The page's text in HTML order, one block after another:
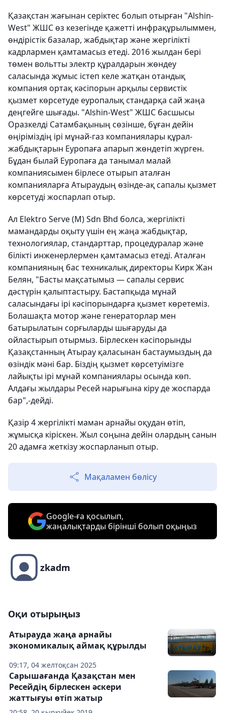
Қазақстан жағынан серіктес болып отырған "Alshin-
West" ЖШС өз кезегінде қажетті инфрақұрылыммен,
өндірістік базалар, жабдықтар және жергілікті
кадрлармен қамтамасыз етеді. 2016 жылдан бері
төмен вольтты электр құралдарын жөндеу
саласында жұмыс істеп келе жатқан отандық
компания ортақ кәсіпорын арқылы сервистік
қызмет көрсетуде еуропалық стандарқа сай жаңа
деңгейге шығады. "Alshin-West" ЖШС басшысы
Оразкелді Сатамбақының сөзінше, бұған дейін
өңіріміздің ірі мұнай-газ компаниялары құрал-
жабдықтарын Еуропаға апарып жөндетіп жүрген.
Бұдан былай Еуропаға да танымал малай
компаниясымен бірлесе отырып аталған
компанияларға Атыраудың өзінде-ақ сапалы қызмет
көрсетуді жоспарлап отыр.
Ал Elektro Serve (M) Sdn Bhd болса, жергілікті
мамандарды оқыту үшін ең жаңа жабдықтар,
технологиялар, стандарттар, процедуралар және
білікті инженерлермен қамтамасыз етеді. Аталған
компанияның бас техникалық директоры Кирк Жан
Белян, "Басты мақсатымыз — сапалы сервис
дәстүрін қалыптастыру. Бастапқыда мұнай
саласындағы ірі кәсіпорындарға қызмет көретеміз.
Болашақта мотор және генераторлар мен
батырылатын сорғыларды шығаруды да
ойластырып отырмыз. Бірлескен кәсіпорынды
Қазақстанның Атырау қаласынан бастаумыздың да
өзіндік мәні бар. Біздің қызмет көрсетуімізге
лайықты ірі мұнай компаниялары осында көп.
Алдағы жылдары Ресей нарығына кіру де жоспарда
бар",-дейді.
Қазір 4 жергілікті маман арнайы оқудан өтіп,
жұмысқа кіріскен. Жыл соңына дейін олардың санын
20 адамға жеткізу жоспарланып отыр.
Мақаламен бөлісу
Google-ға қосылып,
жаңалықтарды бірінші болып оқыңыз
zkadm
Оқи отырыңыз
09:17, 04 желтоқсан 2025
Атырауда жаңа арнайы
экономикалық аймақ құрылды
Сарышағанда Қазақстан мен
Ресейдің бірлескен әскери
жаттығуы өтіп жатыр